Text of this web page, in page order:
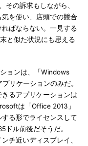
の訴求もしながら、
を使い、店頭での競合
ばならない。一見する
と似た状況にも思える
ョンは、「Windows
リケーションのみだ。
るアプリケーションは
は「Office 2013」
する形でライセンスして
ドル前後だそうだ。
チ近いディスプレイ、